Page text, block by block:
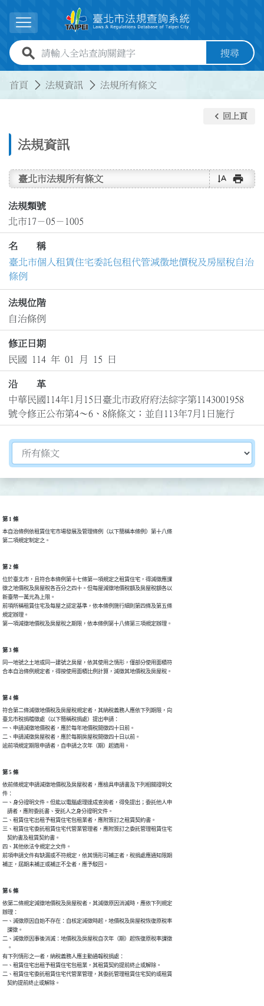
展開選單
全站查詢關鍵字欄位 搜尋
首頁 法規資訊 法規所有條文
法規資訊
keyboard_arrow_left 回上頁
臺北市法規所有條文 text_rotate_vertical print
法規類號
北市17－05－1005
名 稱
臺北市個人租賃住宅委託包租代管減徵地價稅及房屋稅自治
條例
法規位階
自治條例
修正日期
民國 114 年 01 月 15 日
沿 革
中華民國114年1月15日臺北市政府府法綜字第1143001958
號令修正公布第4～6、8條條文；並自113年7月1日施行
切換選擇法規資訊內容
第 1 條
本自治條例依租賃住宅市場發展及管理條例（以下簡稱本條例）第十八條
第二項規定制定之。
第 2 條
位於臺北市，且符合本條例第十七條第一項規定之租賃住宅，得減徵應課
徵之地價稅及房屋稅各百分之四十。但每屋減徵地價稅額及房屋稅額各以
新臺幣一萬元為上限。
前項所稱租賃住宅及每屋之認定基準，依本條例施行細則第四條及第五條
規定辦理。
第一項減徵地價稅及房屋稅之期限，依本條例第十八條第三項規定辦理。
第 3 條
同一地號之土地或同一建號之房屋，依其使用之情形，僅部分使用面積符
合本自治條例規定者，得按使用面積比例計算，減徵其地價稅及房屋稅。
第 4 條
符合第二條減徵地價稅及房屋稅規定者，其納稅義務人應依下列期限，向
臺北市稅捐稽徵處（以下簡稱稅捐處）提出申請：
一、申請減徵地價稅者，應於每年地價稅開徵四十日前。
二、申請減徵房屋稅者，應於每期房屋稅開徵四十日以前。
逾前項規定期限申請者，自申請之次年（期）起適用。
第 5 條
依前條規定申請減徵地價稅及房屋稅者，應檢具申請書及下列相關證明文
件：
一、身分證明文件。但能以電腦處理達成查詢者，得免提出；委託他人申
    請者，應附委託書、受託人之身分證明文件。
二、租賃住宅出租予租賃住宅包租業者，應附簽訂之租賃契約書。
三、租賃住宅委託租賃住宅代管業管理者，應附簽訂之委託管理租賃住宅
    契約書及租賃契約書。
四、其他依法令規定之文件。
前項申請文件有缺漏或不符規定，依其情形可補正者，稅捐處應通知限期
補正，屆期未補正或補正不全者，應予駁回。
第 6 條
依第二條規定減徵地價稅及房屋稅者，其減徵原因消滅時，應依下列規定
辦理：
一、減徵原因自始不存在：自核定減徵時起，地價稅及房屋稅恢復原稅率
    課徵。
二、減徵原因事後消滅：地價稅及房屋稅自次年（期）起恢復原稅率課徵
    。
有下列情形之一者，納稅義務人應主動通報稅捐處：
一、租賃住宅出租予租賃住宅包租業，其租賃契約提前終止或解除。
二、租賃住宅委託租賃住宅代管業管理，其委託管理租賃住宅契約或租賃
    契約提前終止或解除。